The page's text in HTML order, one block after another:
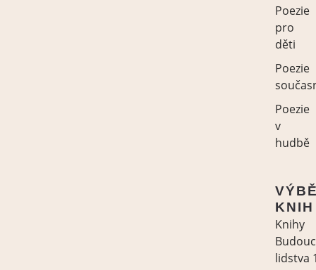
Poezie
pro
děti
Poezie
Poezie
v
hudbě
KNIH
Knihy
lidstva